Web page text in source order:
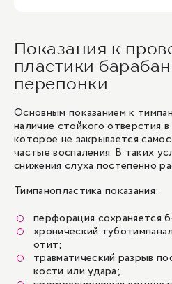
Показания к
пластики
перепонки
Основным показанием к
наличие стойкого отверстия
которое не закрывается
частые воспаления. В таких
снижения слуха постепенно
Тимпанопластика показания:
перфорация сохраняется
хронический
отит;
травматический разрыв
кости или удара;